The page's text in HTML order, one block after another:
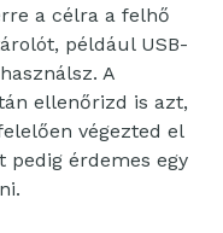
a célra a felhő
például USB-
A
ellenőrizd is azt,
végezted el
pedig érdemes egy